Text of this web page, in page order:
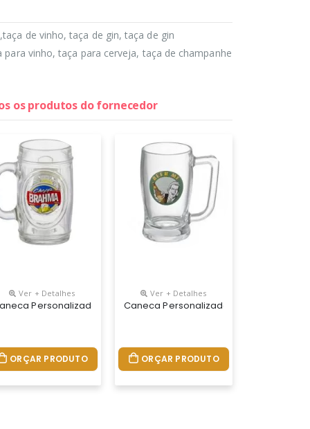
de vinho, taça de gin, taça de gin
vinho, taça para cerveja, taça de champanhe
os produtos do fornecedor
Bristol 340ml
Ver + Detalhes
Personalizada De Chopp Fritz 475ml Vidro
ORÇAR PRODUTO
Ver + Detalhes
Caneca Personalizada Chopp Taberna
ORÇAR PRODUTO